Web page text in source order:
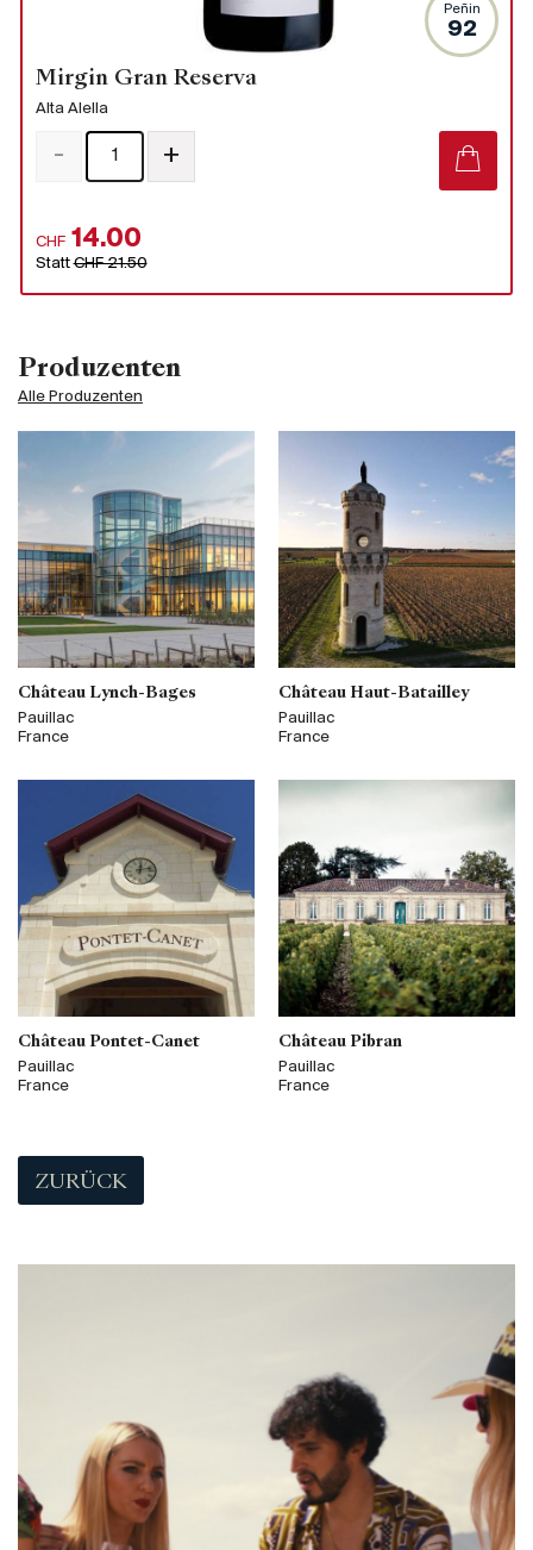
Produzenten
Alle Produzenten
Château Lynch-Bages
Pauillac
France
Château Haut-Batailley
Pauillac
France
Château Pontet-Canet
Pauillac
France
Château Pibran
Pauillac
France
ZURÜCK
Peñin
92
Mirgin Gran Reserva
Alta Alella
CHF 14.00
StattCHF 21.50
- +